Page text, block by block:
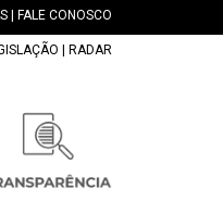
FALE CONOSCO
RADAR